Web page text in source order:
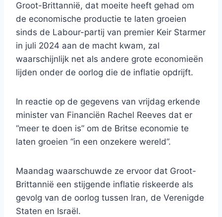
Groot-Brittannië, dat moeite heeft gehad om
de economische productie te laten groeien
sinds de Labour-partij van premier Keir Starmer
in juli 2024 aan de macht kwam, zal
waarschijnlijk net als andere grote economieën
lijden onder de oorlog die de inflatie opdrijft.
In reactie op de gegevens van vrijdag erkende
minister van Financiën Rachel Reeves dat er
“meer te doen is” om de Britse economie te
laten groeien “in een onzekere wereld”.
Maandag waarschuwde ze ervoor dat Groot-
Brittannië een stijgende inflatie riskeerde als
gevolg van de oorlog tussen Iran, de Verenigde
Staten en Israël.